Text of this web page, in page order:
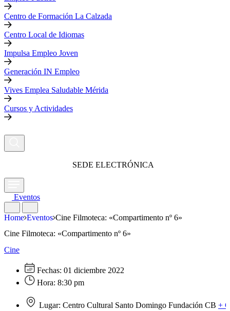
Centro de Formación La Calzada
Centro Local de Idiomas
Impulsa Empleo Joven
Generación IN Empleo
Vives Emplea Saludable Mérida
Cursos y Actividades
SEDE ELECTRÓNICA
Eventos
Home Eventos Cine Filmoteca: «Compartimento nº 6»
Cine Filmoteca: «Compartimento nº 6»
Cine
Fechas: 01 diciembre 2022
Hora: 8:30 pm
Lugar: Centro Cultural Santo Domingo Fundación CB +